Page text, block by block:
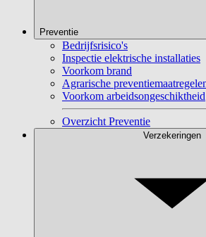
Preventie
Bedrijfsrisico's
Inspectie elektrische installaties
Voorkom brand
Agrarische
Voorkom arbeidsongeschiktheid
Overzicht Preventie
Verzekeringen